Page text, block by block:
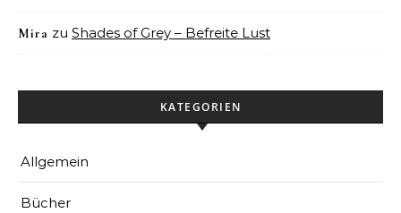
Mira zu Shades of Grey – Befreite Lust
KATEGORIEN
Allgemein
Bücher